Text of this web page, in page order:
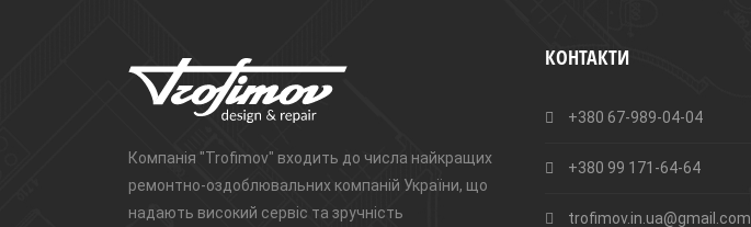
Компанія "Trofimov" входить до числа найкращих
ремонтно-оздоблювальних компаній України, що
надають високий сервіс та зручність
КОНТАКТИ
+380 67-989-04-04
+380 99 171-64-64
trofimov.in.ua@gmail.com